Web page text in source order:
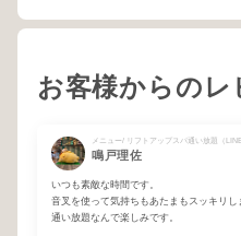
お客様からのレ
鳴戸理佐
いつも素敵な時間です。
音叉を使って気持ちもあたまもスッキリし
通い放題なんで楽しみです。